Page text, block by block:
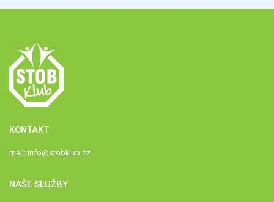
KONTAKT
mail: info@stobklub.cz
NAŠE SLUŽBY